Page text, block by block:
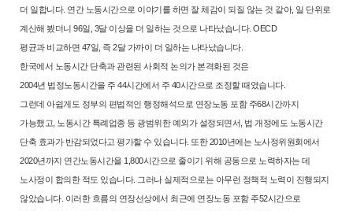
더 일합니다. 연간 노동시간으로 이야기를 하면 잘 체감이 되질 않는 것 같아, 일 단위로
계산해 봤더니 96일, 3달 이상을 더 일하는 것으로 나타났습니다. OECD
평균과 비교하면 47일, 즉 2달 가까이 더 일하는 나타났습니다.
한국에서 노동시간 단축과 관련된 사회적 논의가 본격화된 것은
2004년 법정노동시간을 주 44시간에서 주 40시간으로 조정할 때였습니다.
그런데 아쉽게도 정부의 편법적인 행정해석으로 연장노동 포함 주68시간까지
가능했고, 노동시간 특례업종 등 광범위한 예외가 설정되면서, 법 개정에도 노동시간
단축 효과가 반감되었다고 평가할 수 있습니다. 또한 2010년에는 노사정위원회에서
2020년까지 연간노동시간을 1,800시간으로 줄이기 위해 공동으로 노력하자는 데
노사정이 합의한 적도 있습니다. 그러나 실제적으로는 아무런 정책적 노력이 진행되지
않았습니다. 이러한 흐름의 연장선상에서 최근에 연장노동 포함 주52시간으로